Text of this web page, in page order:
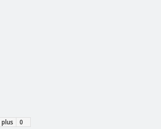
0